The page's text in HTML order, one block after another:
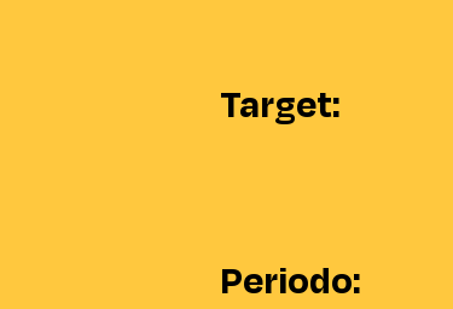
Target:
Periodo: